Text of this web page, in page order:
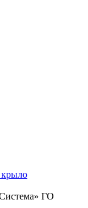
крыло
ГО